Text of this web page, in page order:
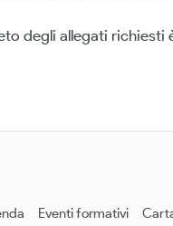
degli allegati
Eventi formativi